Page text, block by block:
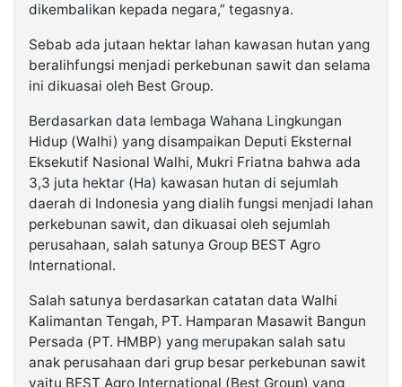
dikembalikan kepada negara,” tegasnya.
Sebab ada jutaan hektar lahan kawasan hutan yang
beralihfungsi menjadi perkebunan sawit dan selama
ini dikuasai oleh Best Group.
Berdasarkan data lembaga Wahana Lingkungan
Hidup (Walhi) yang disampaikan Deputi Eksternal
Eksekutif Nasional Walhi, Mukri Friatna bahwa ada
3,3 juta hektar (Ha) kawasan hutan di sejumlah
daerah di Indonesia yang dialih fungsi menjadi lahan
perkebunan sawit, dan dikuasai oleh sejumlah
perusahaan, salah satunya Group BEST Agro
International.
Salah satunya berdasarkan catatan data Walhi
Kalimantan Tengah, PT. Hamparan Masawit Bangun
Persada (PT. HMBP) yang merupakan salah satu
anak perusahaan dari grup besar perkebunan sawit
yaitu BEST Agro International (Best Group) yang